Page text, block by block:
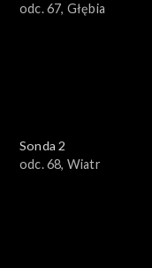
odc. 67, Głębia
Sonda 2
odc. 68, Wiatr